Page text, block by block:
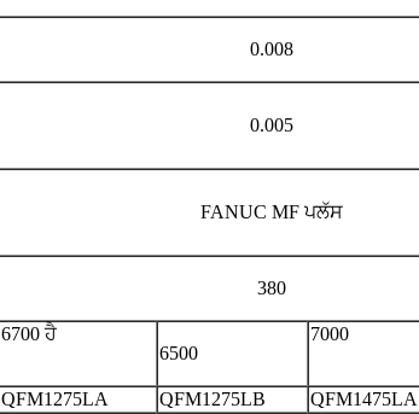
0.008
0.005
FANUC MF ਪਲੱਸ
380
6700 ਹੈ
6500
7000
QFM1275LA QFM1275LB QFM1475LA